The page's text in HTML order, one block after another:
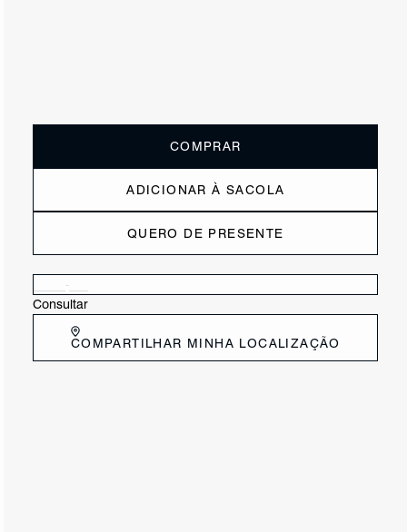
COMPRAR
ADICIONAR À SACOLA
QUERO DE PRESENTE
Consultar
COMPARTILHAR MINHA LOCALIZAÇÃO